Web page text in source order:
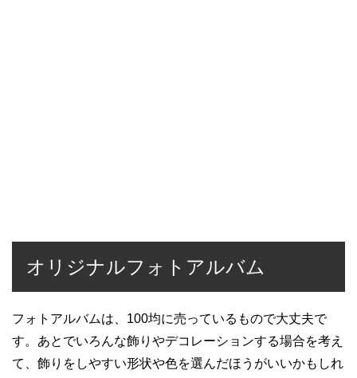
オリジナルフォトアルバム
フォトアルバムは、100均に売っているもので大丈夫で
す。あとでいろんな飾りやデコレーションする場合を考え
て、飾りをしやすい形状や色を選んだほうがいいかもしれ